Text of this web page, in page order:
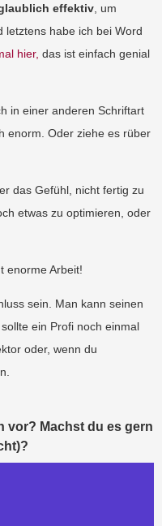
effektiv , um
letztens habe ich bei Word
hier, das ist einfach genial
in einer anderen Schriftart
enorm. Oder ziehe es rüber
das Gefühl, nicht fertig zu
etwas zu optimieren, oder
enorme Arbeit!
sein. Man kann seinen
ein Profi noch einmal
oder, wenn du
vor? Machst du es gern